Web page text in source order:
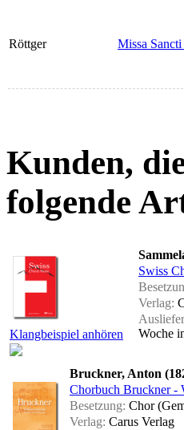
Röttger Missa
Kunden,
folgende
Klangbeispiel anhören
Swiss
Verlag:
Woche
Bruckner, Anton
Chorbuch Bruckner
Besetzung: Chor
Verlag: Carus Verlag